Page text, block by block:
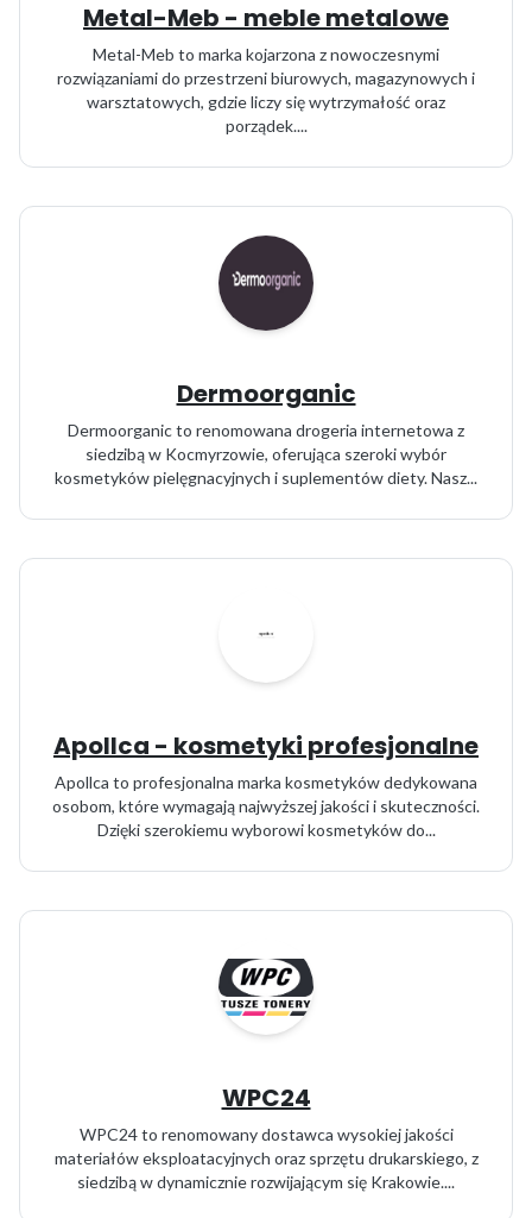
Metal-Meb - meble metalowe
Metal-Meb to marka kojarzona z nowoczesnymi
rozwiązaniami do przestrzeni biurowych, magazynowych i
warsztatowych, gdzie liczy się wytrzymałość oraz
porządek....
Dermoorganic
Dermoorganic to renomowana drogeria internetowa z
siedzibą w Kocmyrzowie, oferująca szeroki wybór
kosmetyków pielęgnacyjnych i suplementów diety. Nasz...
Apollca - kosmetyki profesjonalne
Apollca to profesjonalna marka kosmetyków dedykowana
osobom, które wymagają najwyższej jakości i skuteczności.
Dzięki szerokiemu wyborowi kosmetyków do...
WPC24
WPC24 to renomowany dostawca wysokiej jakości
materiałów eksploatacyjnych oraz sprzętu drukarskiego, z
siedzibą w dynamicznie rozwijającym się Krakowie....